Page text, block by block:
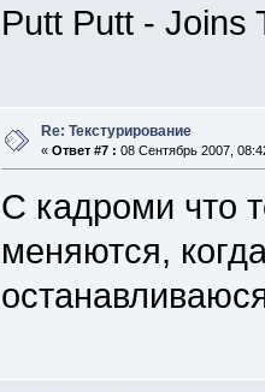
Putt Putt - Joins
Re: Текстурирование
« Ответ #7 : 08 Сентябрь 2007,
С кадроми что
меняются,